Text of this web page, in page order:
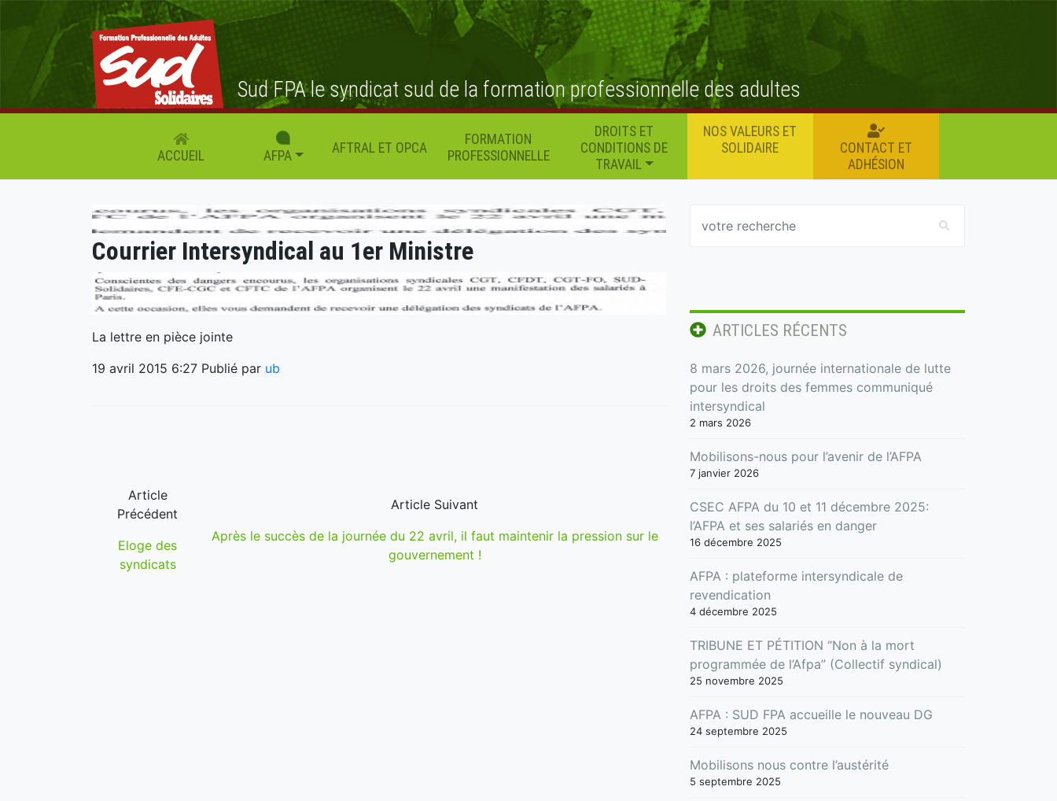
Sud FPA le syndicat sud de la formation professionnelle des adultes
ACCUEIL AFPA AFTRAL ET OPCA
FORMATION
PROFESSIONNELLE
DROITS ET
CONDITIONS DE
TRAVAIL
NOS VALEURS ET
SOLIDAIRE
CONTACT ET
ADHÉSION
Courrier Intersyndical au 1er Ministre
La lettre en pièce jointe
19 avril 2015 6:27 Publié par ub
Article
Précédent
Eloge des
syndicats
Article Suivant
Après le succès de la journée du 22 avril, il faut maintenir la pression sur le
gouvernement !
ARTICLES RÉCENTS
8 mars 2026, journée internationale de lutte
pour les droits des femmes communiqué
intersyndical
2 mars 2026
Mobilisons-nous pour l’avenir de l’AFPA
7 janvier 2026
CSEC AFPA du 10 et 11 décembre 2025:
l’AFPA et ses salariés en danger
16 décembre 2025
AFPA : plateforme intersyndicale de
revendication
4 décembre 2025
TRIBUNE ET PÉTITION “Non à la mort
programmée de l’Afpa” (Collectif syndical)
25 novembre 2025
AFPA : SUD FPA accueille le nouveau DG
24 septembre 2025
Mobilisons nous contre l’austérité
5 septembre 2025